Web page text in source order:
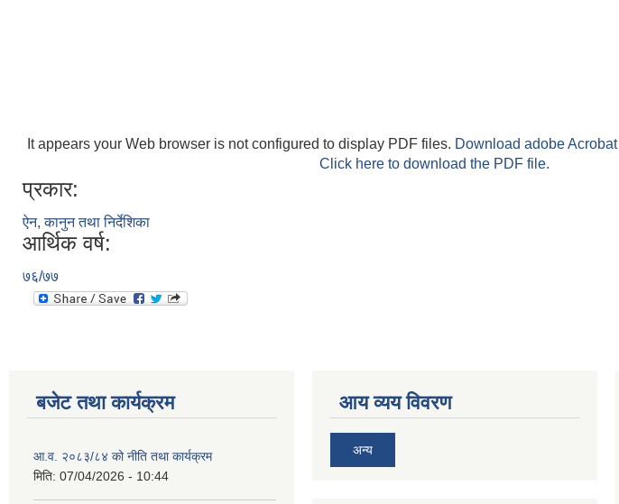
It appears your Web browser is not configured to display PDF files. Download adobe Acrobat
Click here to download the PDF file.
प्रकार:
ऐन, कानुन तथा निर्देशिका
आर्थिक वर्ष:
७६/७७
बजेट तथा कार्यक्रम
आ.व. २०८३/८४ को नीति तथा कार्यक्रम
मिति: 07/04/2026 - 10:44
आय व्यय विवरण
अन्य